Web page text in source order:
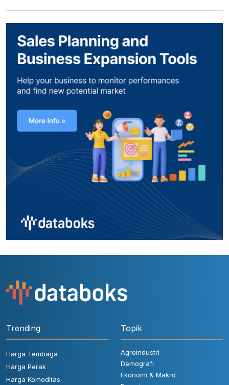
Trending
Harga Tembaga
Harga Perak
Harga Komoditas
Topik
Agroindustri
Demografi
Ekonomi & Makro